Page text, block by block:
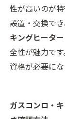
性が高いのが特
設置・交換で
キングヒーター
全性が魅力で
資格が必要に
ガスコンロ・